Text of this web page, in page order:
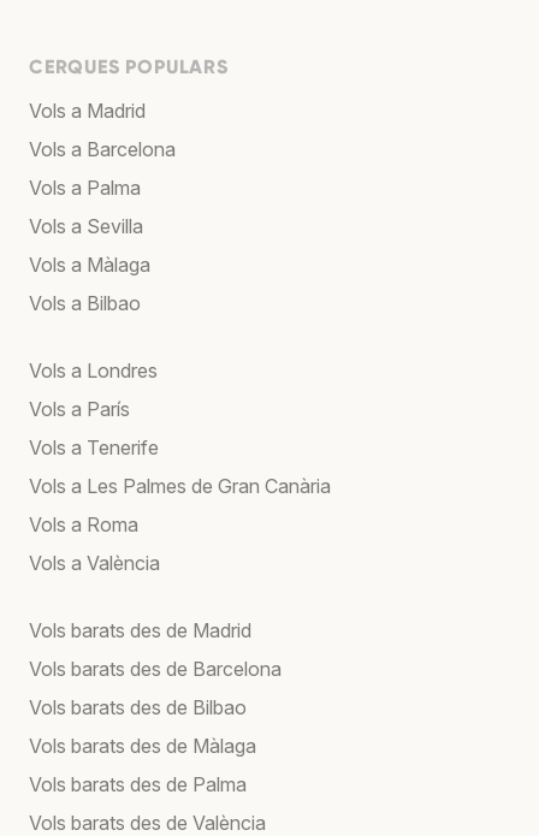
CERQUES POPULARS
Vols a Madrid
Vols a Barcelona
Vols a Palma
Vols a Sevilla
Vols a Màlaga
Vols a Bilbao
Vols a Londres
Vols a París
Vols a Tenerife
Vols a Les Palmes de Gran Canària
Vols a Roma
Vols a València
Vols barats des de Madrid
Vols barats des de Barcelona
Vols barats des de Bilbao
Vols barats des de Màlaga
Vols barats des de Palma
Vols barats des de València